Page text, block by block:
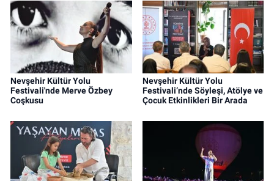
Nevşehir Kültür Yolu
Festivali'nde Merve Özbey
Coşkusu
Nevşehir Kültür Yolu
Festivali’nde Söyleşi, Atölye ve
Çocuk Etkinlikleri Bir Arada